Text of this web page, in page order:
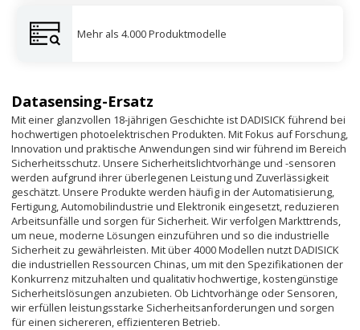
Mehr als 4.000 Produktmodelle
Datasensing-Ersatz
Mit einer glanzvollen 18-jährigen Geschichte ist DADISICK führend bei
hochwertigen photoelektrischen Produkten. Mit Fokus auf Forschung,
Innovation und praktische Anwendungen sind wir führend im Bereich
Sicherheitsschutz. Unsere Sicherheitslichtvorhänge und -sensoren
werden aufgrund ihrer überlegenen Leistung und Zuverlässigkeit
geschätzt. Unsere Produkte werden häufig in der Automatisierung,
Fertigung, Automobilindustrie und Elektronik eingesetzt, reduzieren
Arbeitsunfälle und sorgen für Sicherheit. Wir verfolgen Markttrends,
um neue, moderne Lösungen einzuführen und so die industrielle
Sicherheit zu gewährleisten. Mit über 4000 Modellen nutzt DADISICK
die industriellen Ressourcen Chinas, um mit den Spezifikationen der
Konkurrenz mitzuhalten und qualitativ hochwertige, kostengünstige
Sicherheitslösungen anzubieten. Ob Lichtvorhänge oder Sensoren,
wir erfüllen leistungsstarke Sicherheitsanforderungen und sorgen
für einen sichereren, effizienteren Betrieb.